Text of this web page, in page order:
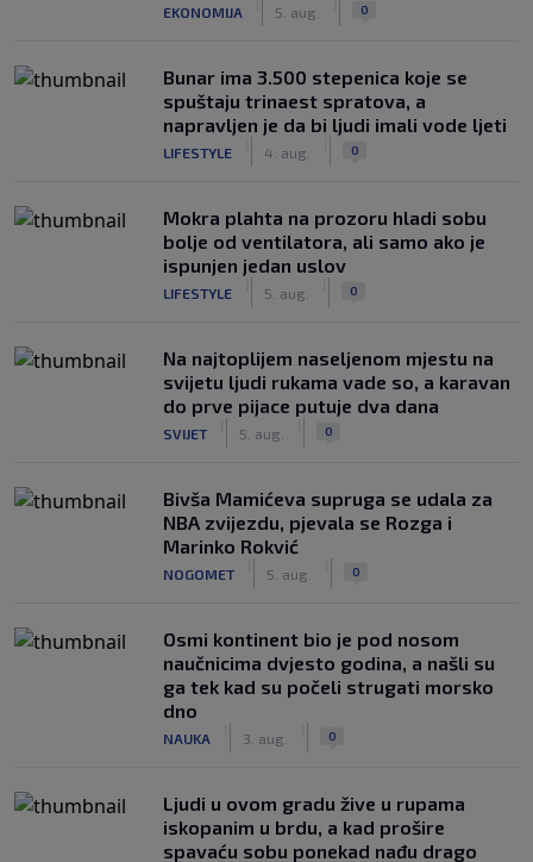
EKONOMIJA 5. aug. 0
Bunar imа 3.500 stepenica koje se
spuštaju trinaest spratova, a
napravljen je da bi ljudi imali vode ljeti
LIFESTYLE 4. aug. 0
Mokra plahta na prozoru hladi sobu
bolje od ventilatora, ali samo ako je
ispunjen jedan uslov
LIFESTYLE 5. aug. 0
Na najtoplijem naseljenom mjestu na
svijetu ljudi rukama vade so, a karavan
do prve pijace putuje dva dana
SVIJET 5. aug. 0
Bivša Mamićeva supruga se udala za
NBA zvijezdu, pjevala se Rozga i
Marinko Rokvić
NOGOMET 5. aug. 0
Osmi kontinent bio je pod nosom
naučnicima dvjesto godina, a našli su
ga tek kad su počeli strugati morsko
dno
NAUKA 3. aug. 0
Ljudi u ovom gradu žive u rupama
iskopanim u brdu, a kad prošire
spavaću sobu ponekad nađu drago